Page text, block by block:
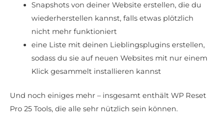
Snapshots von deiner Website erstellen, die du
wiederherstellen kannst, falls etwas plötzlich
nicht mehr funktioniert
eine Liste mit deinen Lieblingsplugins erstellen,
sodass du sie auf neuen Websites mit nur einem
Klick gesammelt installieren kannst
Und noch einiges mehr – insgesamt enthält WP Reset
Pro 25 Tools, die alle sehr nützlich sein können.